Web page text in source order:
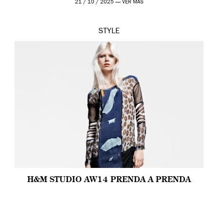
21 / 10 / 2025 — VER MÁS
STYLE
H&M STUDIO AW14 PRENDA A PRENDA